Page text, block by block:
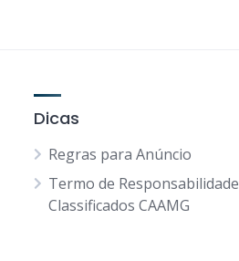
Dicas
Regras para Anúncio
Termo de Responsabilidade
Classificados CAAMG